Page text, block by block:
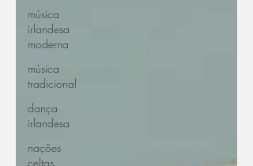
música
irlandesa
moderna
música
tradicional
dança
irlandesa
nações
celtas